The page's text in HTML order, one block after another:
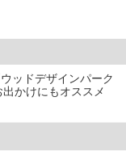
ッドデザインパーク
かけにもオススメ